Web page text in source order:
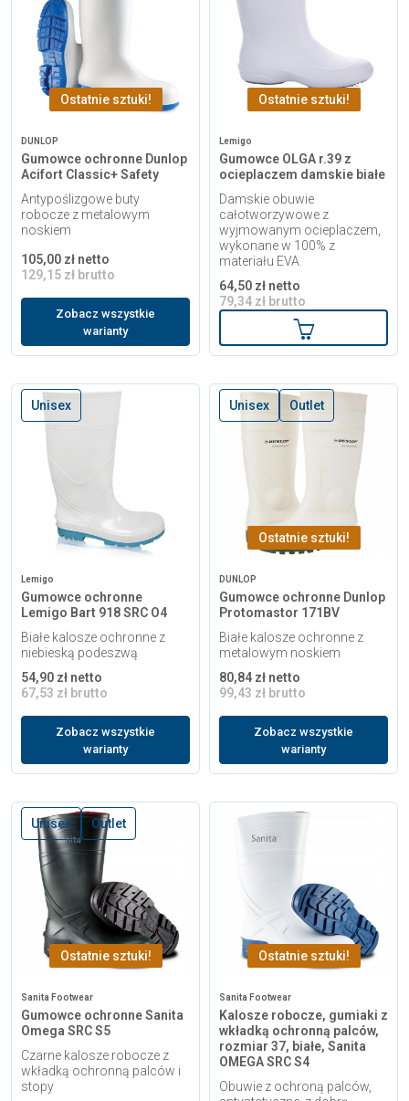
Ostatnie sztuki!
DUNLOP
Gumowce ochronne Dunlop
Acifort Classic+ Safety
Antypoślizgowe buty
robocze z metalowym
noskiem
105,00 zł netto
129,15 zł brutto
Zobacz wszystkie
warianty
Ostatnie sztuki!
Lemigo
Gumowce OLGA r.39 z
ocieplaczem damskie białe
Damskie obuwie
całotworzywowe z
wyjmowanym ocieplaczem,
wykonane w 100% z
materiału EVA.
64,50 zł netto
79,34 zł brutto
Dodaj do
Unisex
Lemigo
Gumowce ochronne
Lemigo Bart 918 SRC O4
Białe kalosze ochronne z
niebieską podeszwą
54,90 zł netto
67,53 zł brutto
Zobacz wszystkie
warianty
Unisex Outlet
Ostatnie sztuki!
DUNLOP
Gumowce ochronne Dunlop
Protomastor 171BV
Białe kalosze ochronne z
metalowym noskiem
80,84 zł netto
99,43 zł brutto
Zobacz wszystkie
warianty
Unisex Outlet
Ostatnie sztuki!
Sanita Footwear
Gumowce ochronne Sanita
Omega SRC S5
Czarne kalosze robocze z
wkładką ochronną palców i
stopy
Ostatnie sztuki!
Sanita Footwear
Kalosze robocze, gumiaki z
wkładką ochronną palców,
rozmiar 37, białe, Sanita
OMEGA SRC S4
Obuwie z ochroną palców,